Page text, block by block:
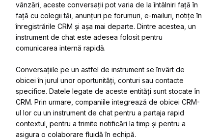
vânzări, aceste conversații pot varia de la întâlniri față în
față cu colegii tăi, anunțuri pe forumuri, e-mailuri, notițe în
înregistrările CRM și așa mai departe. Dintre acestea, un
instrument de chat este adesea folosit pentru
comunicarea internă rapidă.
Conversațiile pe un astfel de instrument se învârt de
obicei în jurul unor oportunități, conturi sau contacte
specifice. Datele legate de aceste entități sunt stocate în
CRM. Prin urmare, companiile integrează de obicei CRM-
ul lor cu un instrument de chat pentru a partaja rapid
contextul, pentru a trimite notificări la timp și pentru a
asigura o colaborare fluidă în echipă.